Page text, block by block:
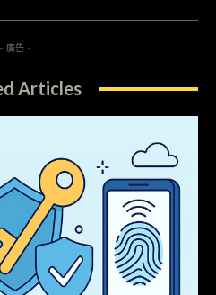
- 廣告 -
Articles